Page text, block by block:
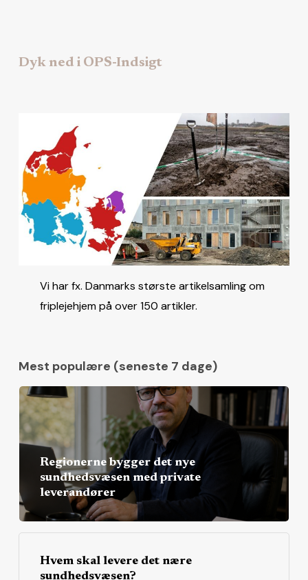
Dyk ned i OPS-Indsigt
Vi har fx. Danmarks største artikelsamling om
friplejehjem på over 150 artikler.
Mest populære (seneste 7 dage)
Regionerne bygger det nye
sundhedsvæsen med private
leverandører
Hvem skal levere det nære
sundhedsvæsen?